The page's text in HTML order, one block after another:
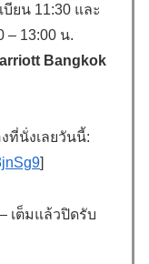
บียน 11:30 และ
– 13:00 น.
Bangkok
ที่นั่งเลยวันนี้:
]
เต็มแล้วปิดรับ